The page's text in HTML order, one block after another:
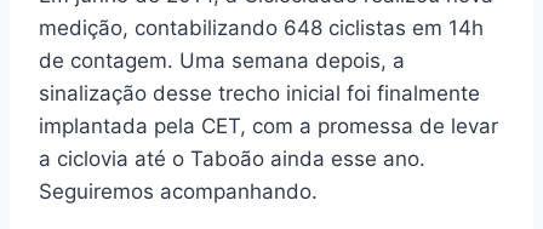
medição, contabilizando 648 ciclistas em 14h
de contagem. Uma semana depois, a
sinalização desse trecho inicial foi finalmente
implantada pela CET, com a promessa de levar
a ciclovia até o Taboão ainda esse ano.
Seguiremos acompanhando.